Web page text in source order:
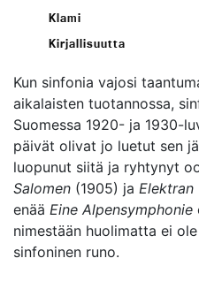
Klami
Kirjallisuutta
Kun sinfonia vajosi
aikalaisten tuotannossa,
Suomessa 1920- ja 1930-
päivät olivat jo luetut sen
luopunut siitä ja ryhtynyt
Salomen (1905) ja Elektran
enää Eine Alpensymphonie
nimestään huolimatta ei
sinfoninen runo.